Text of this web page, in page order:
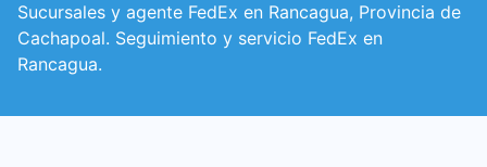
Sucursales y agente FedEx en Rancagua, Provincia de
Cachapoal. Seguimiento y servicio FedEx en
Rancagua.